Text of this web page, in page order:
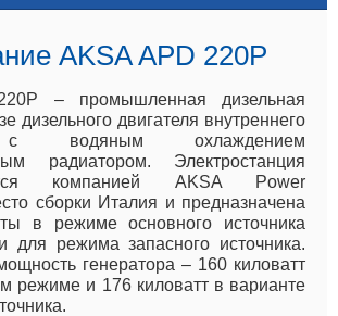
AKSA APD 220P
– промышленная дизельная
дизельного двигателя внутреннего
с водяным охлаждением
радиатором. Электростанция
компанией AKSA Power
сборки Италия и предназначена
в режиме основного источника
для режима запасного источника.
генератора – 160 киловатт
режиме и 176 киловатт в варианте